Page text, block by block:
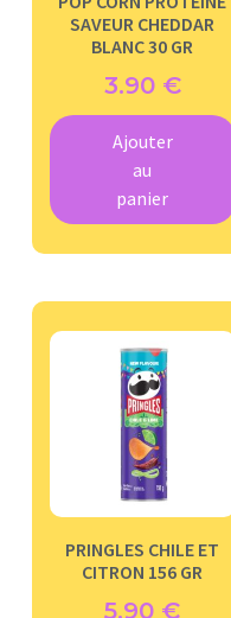
SAVEUR CHEDDAR
BLANC 30 GR
3.90 €
Ajouter
au
panier
PRINGLES CHILE ET
CITRON 156 GR
5.90 €